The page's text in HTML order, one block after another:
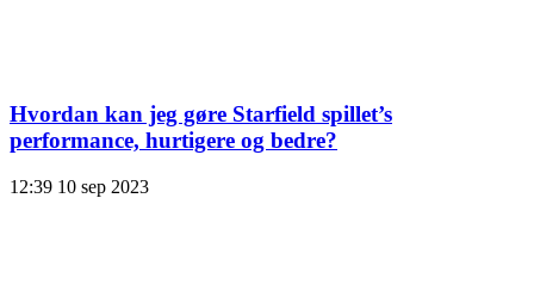
Hvordan kan jeg gøre Starfield spillet’s
performance, hurtigere og bedre?
12:39 10 sep 2023